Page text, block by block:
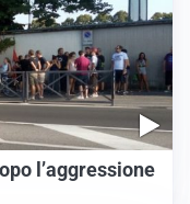
l’aggressione